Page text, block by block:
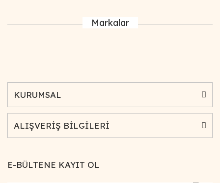
Markalar
KURUMSAL
ALIŞVERİŞ BİLGİLERİ
E-BÜLTENE KAYIT OL